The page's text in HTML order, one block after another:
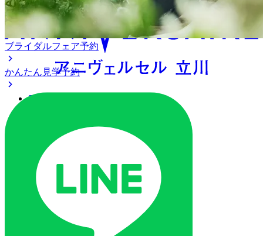
アクセス
ご列席の皆様へ
トピックス
ご予約・お問い合わせ
ブライダルフェア
ブライダルフェア一覧
ブライダルフェア予約
かんたん見学予約